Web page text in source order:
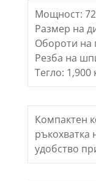
Мощност:
Размер на
Обороти на
Резба на
Тегло: 1,900
Компактен
ръкохватка
удобство